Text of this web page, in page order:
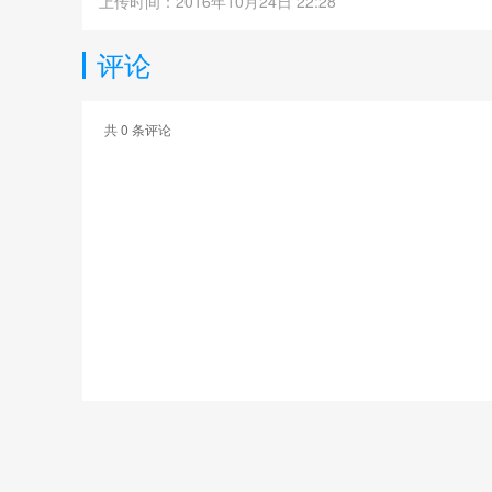
评论
共0 条评论